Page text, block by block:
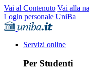
Vai al Contenuto Vai alla
Login personale UniBa
Servizi online
Per Studenti